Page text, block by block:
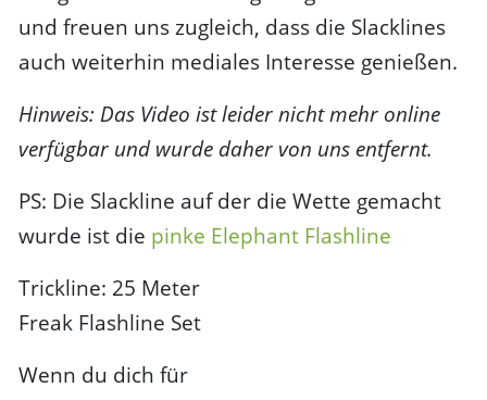
und freuen uns zugleich, dass die Slacklines
auch weiterhin mediales Interesse genießen.
Hinweis: Das Video ist leider nicht mehr online
verfügbar und wurde daher von uns entfernt.
PS: Die Slackline auf der die Wette gemacht
wurde ist die pinke Elephant Flashline
Trickline: 25 Meter
Freak Flashline Set
Wenn du dich für